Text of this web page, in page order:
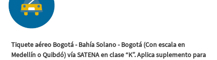
Tiquete aéreo Bogotá - Bahía Solano - Bogotá (Con escala en
Medellín o Quibdó) vía SATENA en clase “K”. Aplica suplemento para